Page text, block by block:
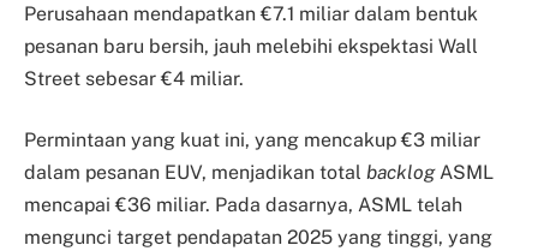
Perusahaan mendapatkan €7.1 miliar dalam bentuk
pesanan baru bersih, jauh melebihi ekspektasi Wall
Street sebesar €4 miliar.
Permintaan yang kuat ini, yang mencakup €3 miliar
dalam pesanan EUV, menjadikan total backlogASML
mencapai €36 miliar. Pada dasarnya, ASML telah
mengunci target pendapatan 2025 yang tinggi, yang